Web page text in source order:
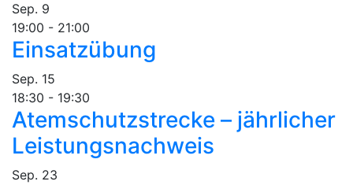
Sep. 9
19:00 - 21:00
Einsatzübung
Sep. 15
18:30 - 19:30
Atemschutzstrecke – jährlicher
Leistungsnachweis
Sep. 23